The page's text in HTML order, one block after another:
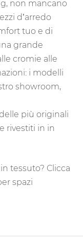
tessuto? Clicca
spazi
non mancano
d’arredo
tuo e di
grande
cromie alle
i modelli
showroom,
più originali
rivestiti in in